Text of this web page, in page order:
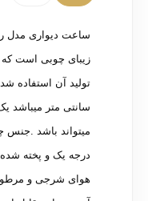
ساعت دیواری مدل
زیبای چوبی است
سانتی متر میباشد
میتواند باشد
درجه یک و پخته شده
هوای شرجی و